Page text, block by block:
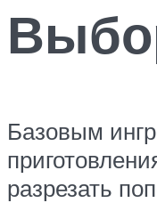
Базовым
разрезать